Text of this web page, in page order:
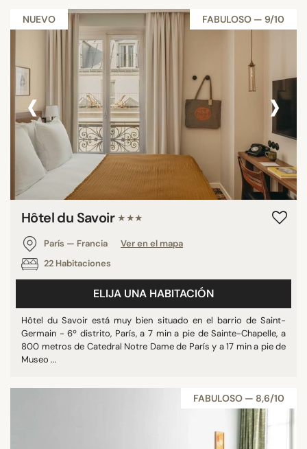
NUEVO FABULOSO — 9/10
‹ ›
Hôtel du Savoir ★★★
París — Francia
Ver en el mapa
22 Habitaciones
ELIJA UNA HABITACIÓN
Hôtel du Savoir está muy bien situado en el barrio de Saint-
Germain - 6º distrito, París, a 7 min a pie de Sainte-Chapelle, a
800 metros de Catedral Notre Dame de París y a 17 min a pie de
Museo ...
FABULOSO — 8,6/10